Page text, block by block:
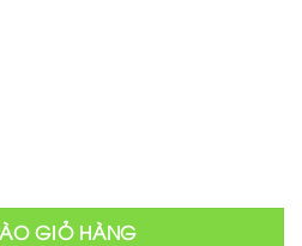
trực tuyến số lượng
GIỎ HÀNG